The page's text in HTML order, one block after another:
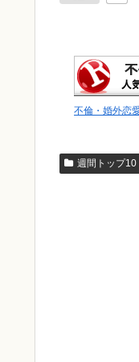
不倫・婚外恋
週間トップ10